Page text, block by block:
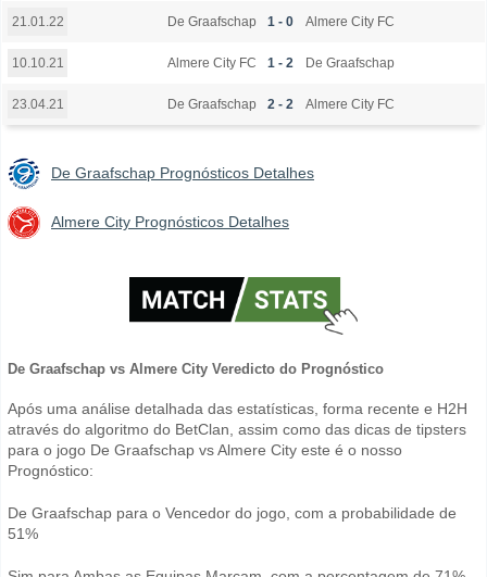
21.01.22 De Graafschap 1 - 0 Almere City FC
10.10.21 Almere City FC 1 - 2 De Graafschap
23.04.21 De Graafschap 2 - 2 Almere City FC
De Graafschap Prognósticos Detalhes
Almere City Prognósticos Detalhes
De Graafschap vs Almere City Veredicto do Prognóstico
Após uma análise detalhada das estatísticas, forma recente e H2H
através do algoritmo do BetClan, assim como das dicas de tipsters
para o jogo De Graafschap vs Almere City este é o nosso
Prognóstico:
De Graafschap para o Vencedor do jogo, com a probabilidade de
51%